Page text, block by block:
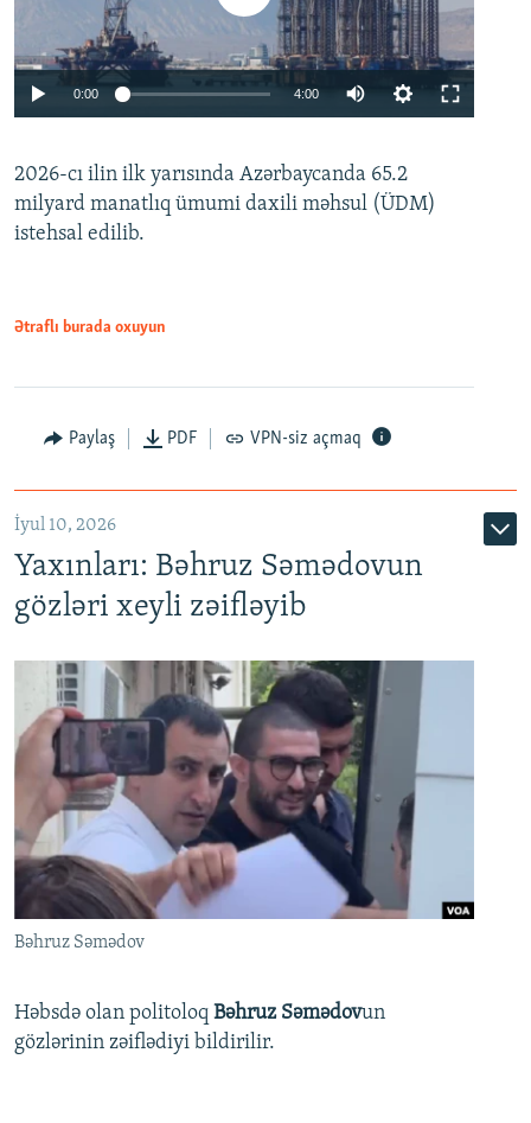
Auto 240p 360p 480p
0:00 4:00
360p
480p
2026-cı ilin ilk yarısında Azərbaycanda 65.2
milyard manatlıq ümumi daxili məhsul (ÜDM)
istehsal edilib.
Ətraflı burada oxuyun
Paylaş PDF VPN-siz açmaq
İyul 10, 2026
Yaxınları: Bəhruz Səmədovun
gözləri xeyli zəifləyib
Bəhruz Səmədov
Həbsdə olan politoloq Bəhruz Səmədovun
gözlərinin zəiflədiyi bildirilir.